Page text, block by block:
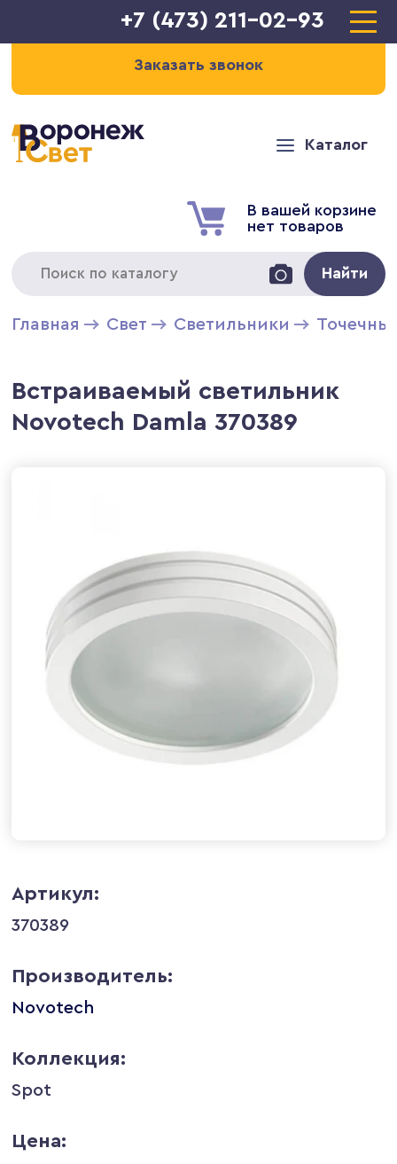
+7 (473) 211-02-93
Заказать звонок
Каталог
В вашей корзине
нет товаров
Найти
Главная Свет Светильники
Встраиваемый светильник
Novotech Damla 370389
Артикул:
370389
Производитель:
Novotech
Коллекция:
Spot
Цена: